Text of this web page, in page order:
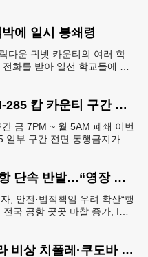
에 일시 봉쇄령
다운 귀넷 카운티의 여러 학
화를 받아 일선 학교들에 일
주말 포장공사로 I-285 캅 카운티 구간 통행금지
금 7PM ~ 월 5AM 폐쇄 이번
부 구간 전면 통행금지가 시
항공사들, ICE 공항 단속 반발…“영장 없인 협조 불가”
, 안전·법적책임 우려 확산“행
국 공항 곳곳 마찰 증가, ICE
할라피뇨 살모넬라 비상 치폴레·쿠도바 긴급 회수